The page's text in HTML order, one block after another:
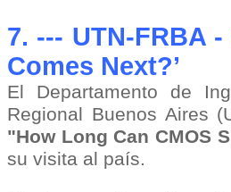
7. --- UTN-FRBA
Comes Next?’
El Departamento de
Regional Buenos Aires
"How Long Can CMOS
su visita al país.